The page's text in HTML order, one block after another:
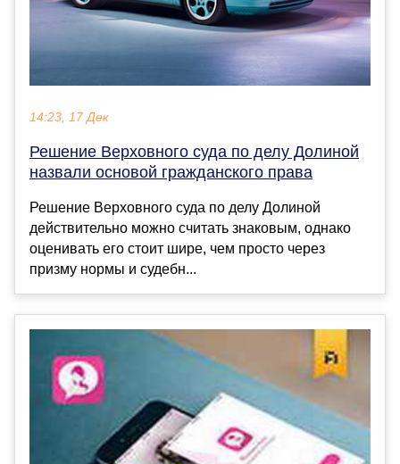
14:23, 17 Дек
Решение Верховного суда по делу Долиной
назвали основой гражданского права
Решение Верховного суда по делу Долиной
действительно можно считать знаковым, однако
оценивать его стоит шире, чем просто через
призму нормы и судебн...